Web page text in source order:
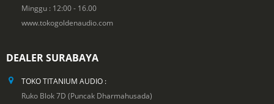
Minggu : 12:00 - 16.00
www.tokogoldenaudio.com
DEALER SURABAYA
TOKO TITANIUM AUDIO :
Ruko Blok 7D (Puncak Dharmahusada)